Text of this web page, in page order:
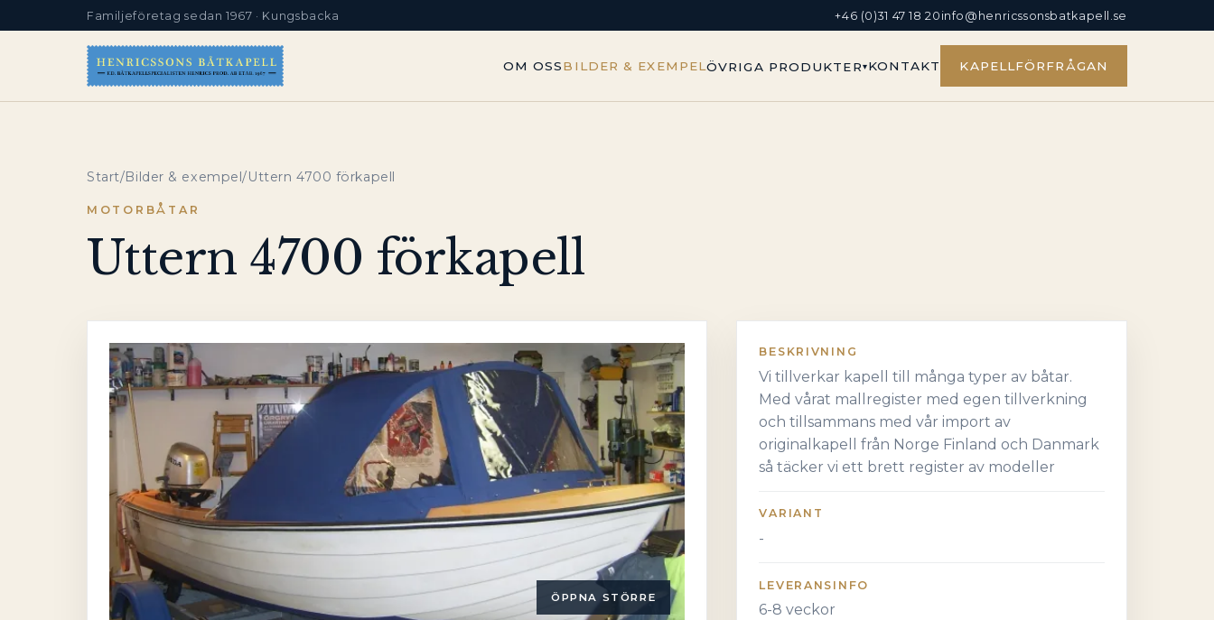
Familjeföretag sedan 1967 · Kungsbacka +46 (0)31 47 18 20 info@henricssonsbatkapell.se
OM OSSBILDER & EXEMPELÖVRIGA PRODUKTER KONTAKT KAPELLFÖRFRÅGAN
Start/Bilder & exempel/Uttern 4700 förkapell
MOTORBÅTAR
Uttern 4700 förkapell
ÖPPNA STÖRRE
BESKRIVNING
Vi tillverkar kapell till många typer av båtar.
Med vårat mallregister med egen tillverkning
och tillsammans med vår import av
originalkapell från Norge Finland och Danmark
så täcker vi ett brett register av modeller
VARIANT
-
LEVERANSINFO
6-8 veckor